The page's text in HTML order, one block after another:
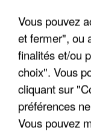
LES DONNÉES
Vous pouvez
et fermer", ou
finalités et/ou
choix". Vous
cliquant sur
préférences
Vous pouvez